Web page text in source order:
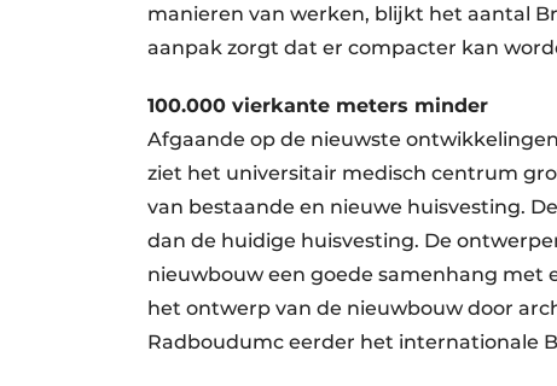
manieren van werken, blijkt het aantal
aanpak zorgt dat er compacter kan
100.000 vierkante meters minder
Afgaande op de nieuwste
ziet het universitair medisch centrum
van bestaande en nieuwe huisvesting.
dan de huidige huisvesting. De
nieuwbouw een goede samenhang met
het ontwerp van de nieuwbouw door
Radboudumc eerder het internationale